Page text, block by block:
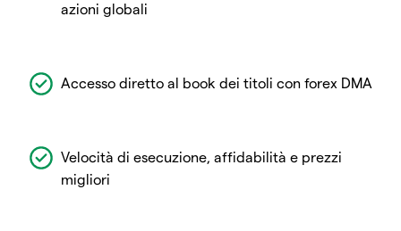
azioni globali
Accesso diretto al book dei titoli con forex DMA
Velocità di esecuzione, affidabilità e prezzi
migliori